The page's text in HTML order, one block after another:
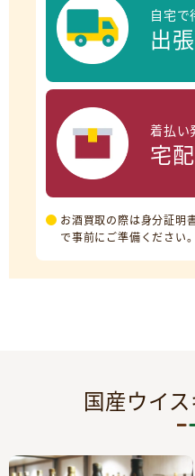
自宅で
出
着払い
宅
お酒買取の際は身分証明
で事前にご準備ください。
国産ウイ